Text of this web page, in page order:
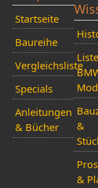
Startseite
Baureihe
Vergleichsliste
Specials
Anleitungen
& Bücher
&
&